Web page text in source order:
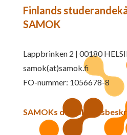
Finlands
SAMOK
Lappbrinken 2 | 00180
samok(at)samok.fi
FO-nummer: 1056678-8
SAMOKs